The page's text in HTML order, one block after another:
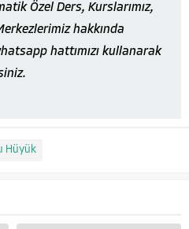
Özel Ders, Kurslarımız,
hakkında
hattımızı kullanarak
Hüyük